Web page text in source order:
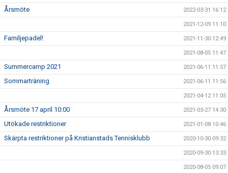
Årsmöte 2022-03-31 16:12
2021-12-09 11:10
Familjepadel! 2021-11-30 12:49
2021-08-05 11:47
Summercamp 2021 2021-06-11 11:57
Sommarträning 2021-06-11 11:56
2021-04-12 11:05
Årsmöte 17 april 10:00 2021-03-27 14:30
Utökade restriktioner 2021-01-08 10:46
Skärpta restriktioner på Kristianstads Tennisklubb 2020-10-30 09:32
2020-09-30 13:33
2020-08-05 09:07